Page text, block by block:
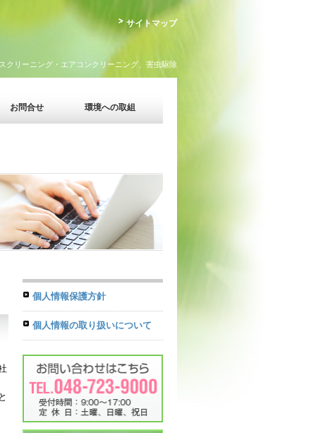
クリーニング・エアコンクリーニング、害虫駆除
サイトマップ
お問合せ 環境への取組
個人情報保護方針
個人情報の取り扱いについて